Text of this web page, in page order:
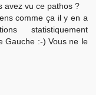
avez vu ce pathos ?
comme ça il y en a
statistiquement
Gauche :-) Vous ne le